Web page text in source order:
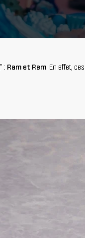
" : Ram et Rem. En effet,